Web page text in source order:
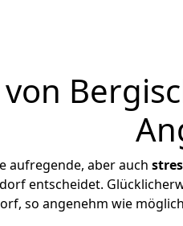
aufregende, aber auch
entscheidet.
so angenehm wie